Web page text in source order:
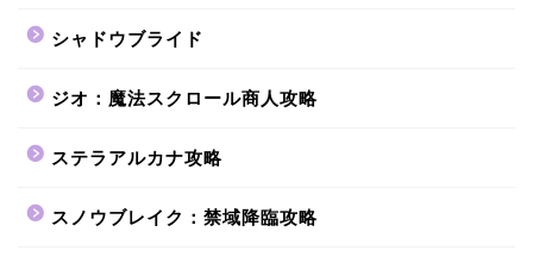
シャドウブライド
ジオ：魔法スクロール商人攻略
ステラアルカナ攻略
スノウブレイク：禁域降臨攻略